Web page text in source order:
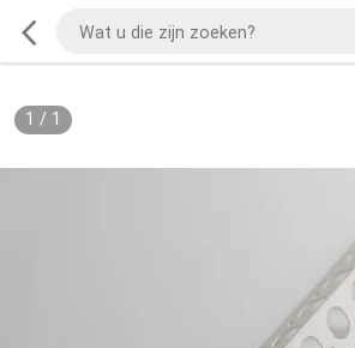
1 / 1